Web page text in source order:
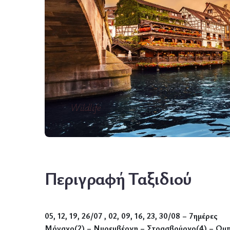
Wildlife
Περιγραφή Ταξιδιού
05, 12, 19, 26/07 , 02, 09, 16, 23, 30/08 – 7ημέρες